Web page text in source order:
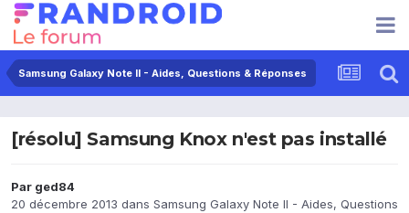
Samsung Galaxy Note II - Aides, Questions & Réponses
[résolu] Samsung Knox n'est pas installé
Par ged84
20 décembre 2013 dans Samsung Galaxy Note II - Aides, Questions